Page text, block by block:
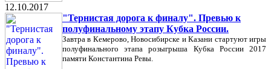
12.10.2017
"Тернистая дорога к финалу". Превью к
полуфинальному этапу Кубка России.
Завтра в Кемерово, Новосибирске и Казани стартуют игры
полуфинального этапа розыгрыша Кубка России 2017
памяти Константина Ревы.